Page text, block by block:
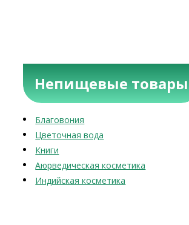
Непищевые товары
Благовония
Цветочная вода
Книги
Аюрведическая косметика
Индийская косметика